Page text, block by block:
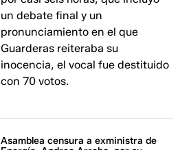
un debate final y un
pronunciamiento en el que
Guarderas reiteraba su
inocencia, el vocal fue destituido
con 70 votos.
Asamblea censura a exministra de